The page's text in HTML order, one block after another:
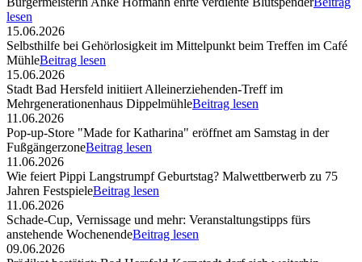
lesen
15.06.2026
Selbsthilfe bei Gehörlosigkeit im Mittelpunkt beim Treffen im Café
MühleBeitrag lesen
15.06.2026
Stadt Bad Hersfeld initiiert Alleinerziehenden-Treff im
Mehrgenerationenhaus DippelmühleBeitrag lesen
11.06.2026
Pop-up-Store "Made for Katharina" eröffnet am Samstag in der
FußgängerzoneBeitrag lesen
11.06.2026
Wie feiert Pippi Langstrumpf Geburtstag? Malwettberwerb zu 75
Jahren FestspieleBeitrag lesen
11.06.2026
Schade-Cup, Vernissage und mehr: Veranstaltungstipps fürs
anstehende WochenendeBeitrag lesen
09.06.2026